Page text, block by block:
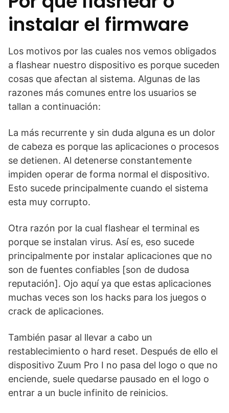
instalar el firmware
Los motivos por las cuales nos vemos obligados
a flashear nuestro dispositivo es porque suceden
cosas que afectan al sistema. Algunas de las
razones más comunes entre los usuarios se
tallan a continuación:
La más recurrente y sin duda alguna es un dolor
de cabeza es porque las aplicaciones o procesos
se detienen. Al detenerse constantemente
impiden operar de forma normal el dispositivo.
Esto sucede principalmente cuando el sistema
esta muy corrupto.
Otra razón por la cual flashear el terminal es
porque se instalan virus. Así es, eso sucede
principalmente por instalar aplicaciones que no
son de fuentes confiables [son de dudosa
reputación]. Ojo aquí ya que estas aplicaciones
muchas veces son los hacks para los juegos o
crack de aplicaciones.
También pasar al llevar a cabo un
restablecimiento o hard reset. Después de ello el
dispositivo Zuum Pro I no pasa del logo o que no
enciende, suele quedarse pausado en el logo o
entrar a un bucle infinito de reinicios.